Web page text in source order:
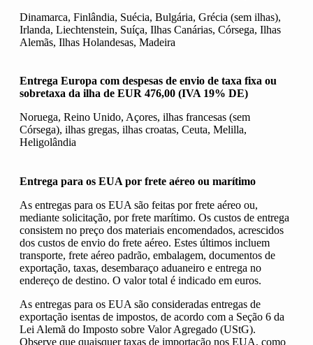
Dinamarca, Finlândia, Suécia, Bulgária, Grécia (sem ilhas),
Irlanda, Liechtenstein, Suíça, Ilhas Canárias, Córsega, Ilhas
Alemãs, Ilhas Holandesas, Madeira
Entrega Europa com despesas de envio de taxa fixa ou
sobretaxa da ilha de EUR 476,00 (IVA 19% DE)
Noruega, Reino Unido, Açores, ilhas francesas (sem
Córsega), ilhas gregas, ilhas croatas, Ceuta, Melilla,
Heligolândia
Entrega para os EUA por frete aéreo ou marítimo
As entregas para os EUA são feitas por frete aéreo ou,
mediante solicitação, por frete marítimo. Os custos de entrega
consistem no preço dos materiais encomendados, acrescidos
dos custos de envio do frete aéreo. Estes últimos incluem
transporte, frete aéreo padrão, embalagem, documentos de
exportação, taxas, desembaraço aduaneiro e entrega no
endereço de destino. O valor total é indicado em euros.
As entregas para os EUA são consideradas entregas de
exportação isentas de impostos, de acordo com a Seção 6 da
Lei Alemã do Imposto sobre Valor Agregado (UStG).
Observe que quaisquer taxas de importação nos EUA, como